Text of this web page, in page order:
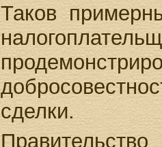
Таков
сделки.